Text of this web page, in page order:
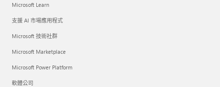
Microsoft Learn
支援 AI 市場應用程式
Microsoft 技術社群
Microsoft Marketplace
Microsoft Power Platform
軟體公司